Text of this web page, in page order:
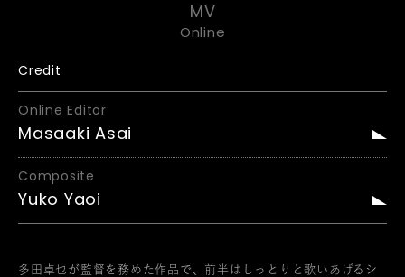
MV
Online
Credit
Online Editor
Masaaki Asai
Composite
Yuko Yaoi
多田卓也が監督を務めた作品で、前半はしっとりと歌いあげるシ